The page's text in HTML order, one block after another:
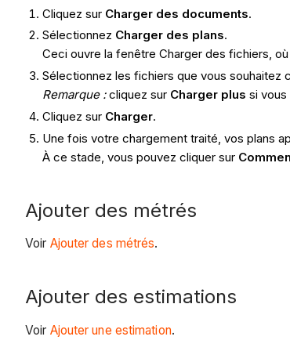
Cliquez sur Charger des documents.
Sélectionnez Charger des plans.
Ceci ouvre la fenêtre Charger des fichiers,
Sélectionnez les fichiers que vous souhaitez
Remarque :cliquez sur Charger plus si
Cliquez sur Charger.
Une fois votre chargement traité, vos plans
À ce stade, vous pouvez cliquer sur
Ajouter des métrés
Voir Ajouter des métrés.
Ajouter des estimations
Voir Ajouter une estimation.